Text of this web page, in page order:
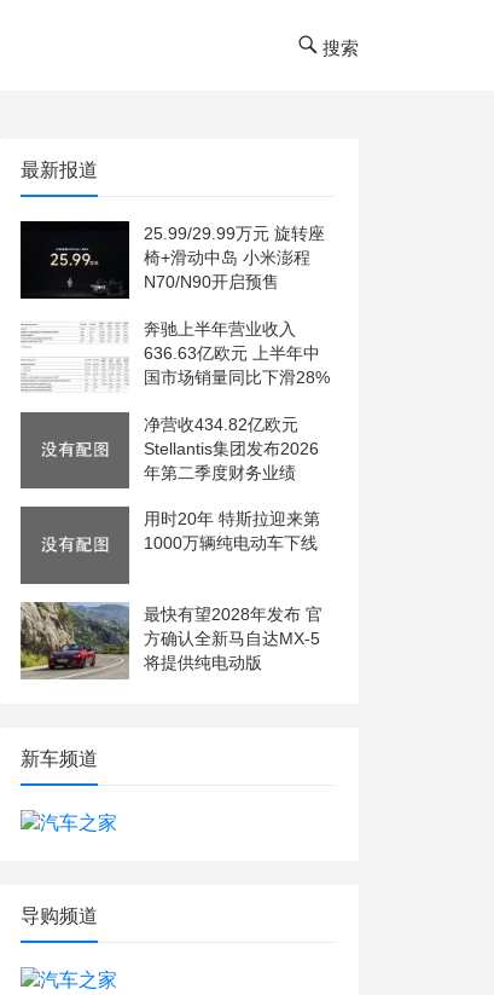
搜索
最新报道
25.99/29.99万元 旋转座
椅+滑动中岛 小米澎程
N70/N90开启预售
奔驰上半年营业收入
636.63亿欧元 上半年中
国市场销量同比下滑28%
净营收434.82亿欧元
Stellantis集团发布2026
年第二季度财务业绩
用时20年 特斯拉迎来第
1000万辆纯电动车下线
最快有望2028年发布 官
方确认全新马自达MX-5
将提供纯电动版
新车频道
导购频道